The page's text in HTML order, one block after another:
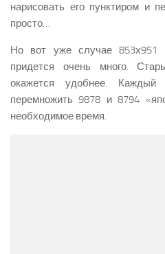
нарисовать его пунктиром и
просто…
Но вот уже случае 853х951
придется очень много.
окажется удобнее.
перемножить 9878 и 8794
необходимое время.